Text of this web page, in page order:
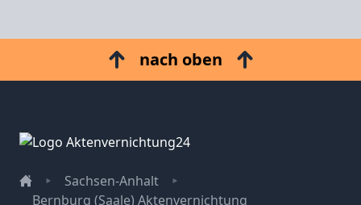
nach oben
Sachsen-Anhalt
Bernburg (Saale) Aktenvernichtung